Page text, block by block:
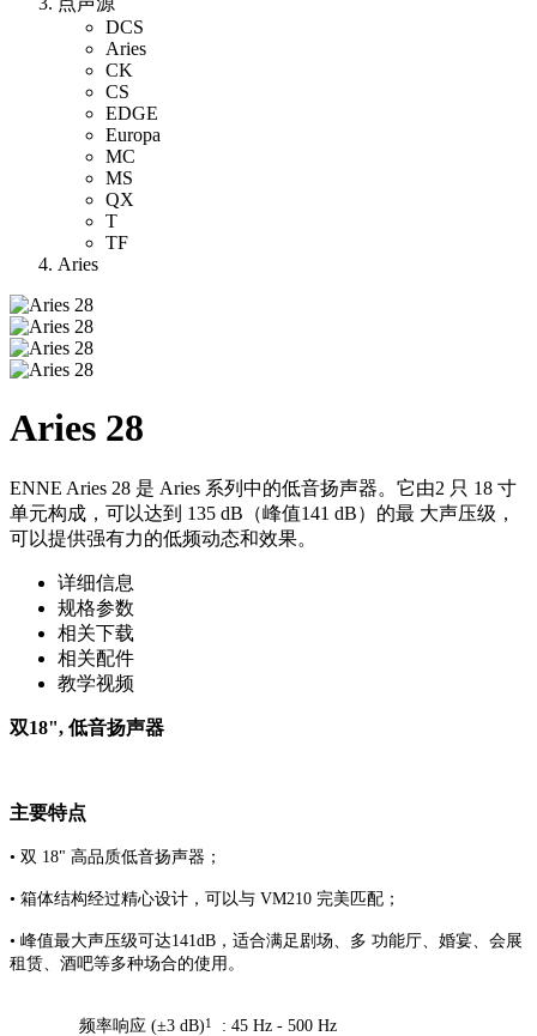
DCS
Aries
CK
CS
EDGE
Europa
MC
MS
QX
T
TF
Aries
Aries 28
ENNE Aries 28 是 Aries 系列中的低音扬声器。它由2 只 18 寸
单元构成，可以达到 135 dB（峰值141 dB）的最 大声压级，
可以提供强有力的低频动态和效果。
详细信息
规格参数
相关下载
相关配件
教学视频
双18", 低音扬声器
主要特点
• 双 18" 高品质低音扬声器；
• 箱体结构经过精心设计，可以与 VM210 完美匹配；
• 峰值最大声压级可达141dB，适合满足剧场、多 功能厅、婚宴、会展
租赁、酒吧等多种场合的使用。
频率响应 (±3 dB)1 : 45 Hz - 500 Hz